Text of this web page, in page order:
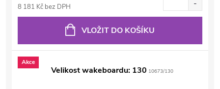
8 181 Kč bez DPH
VLOŽIT DO KOŠÍKU
Akce
Velikost wakeboardu: 130 10673/130